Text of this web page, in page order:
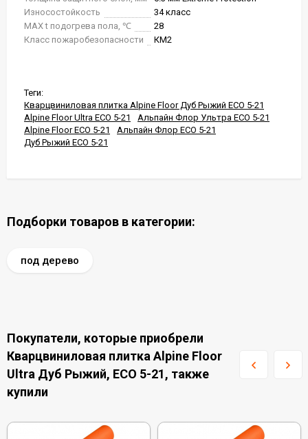
Износостойкость
34 класс
MAX t подогрева пола, ℃
28
Класс пожаробезопасности
КМ2
Теги:
Кварцвиниловая плитка Alpine Floor Дуб Рыжий ECO 5-21
Alpine Floor Ultra ECO 5-21
Альпайн Флор Ультра ECO 5-21
Alpine Floor ECO 5-21
Альпайн Флор ECO 5-21
Дуб Рыжий ECO 5-21
Подборки товаров в категории:
под дерево
Покупатели, которые приобрели
Кварцвиниловая плитка Alpine Floor
Ultra Дуб Рыжий, ECO 5-21, также
купили